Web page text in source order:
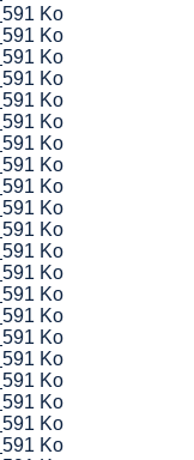
591 Ko
591 Ko
591 Ko
591 Ko
591 Ko
591 Ko
591 Ko
591 Ko
591 Ko
591 Ko
591 Ko
591 Ko
591 Ko
591 Ko
591 Ko
591 Ko
591 Ko
591 Ko
591 Ko
591 Ko
591 Ko